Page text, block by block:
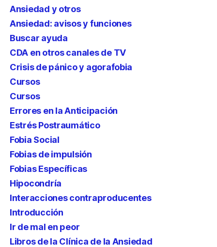
Ansiedad y otros
Ansiedad: avisos y funciones
Buscar ayuda
CDA en otros canales de TV
Crisis de pánico y agorafobia
Cursos
Cursos
Errores en la Anticipación
Estrés Postraumático
Fobia Social
Fobias de impulsión
Fobias Específicas
Hipocondría
Interacciones contraproducentes
Introducción
Ir de mal en peor
Libros de la Clínica de la Ansiedad